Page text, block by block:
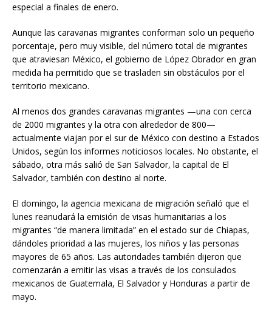
especial a finales de enero.
Aunque las caravanas migrantes conforman solo un pequeño
porcentaje, pero muy visible, del número total de migrantes
que atraviesan México, el gobierno de López Obrador en gran
medida ha permitido que se trasladen sin obstáculos por el
territorio mexicano.
Al menos dos grandes caravanas migrantes —una con cerca
de 2000 migrantes y la otra con alrededor de 800—
actualmente viajan por el sur de México con destino a Estados
Unidos, según los informes noticiosos locales. No obstante, el
sábado, otra más salió de San Salvador, la capital de El
Salvador, también con destino al norte.
El domingo, la agencia mexicana de migración señaló que el
lunes reanudará la emisión de visas humanitarias a los
migrantes “de manera limitada” en el estado sur de Chiapas,
dándoles prioridad a las mujeres, los niños y las personas
mayores de 65 años. Las autoridades también dijeron que
comenzarán a emitir las visas a través de los consulados
mexicanos de Guatemala, El Salvador y Honduras a partir de
mayo.